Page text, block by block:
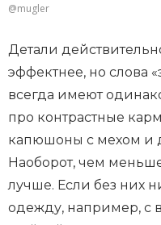
@mugler
Детали
эффектнее, но слова
всегда имеют
про контрастные
капюшоны с мехом и
Наоборот, чем
лучше. Если без них
одежду, например, с